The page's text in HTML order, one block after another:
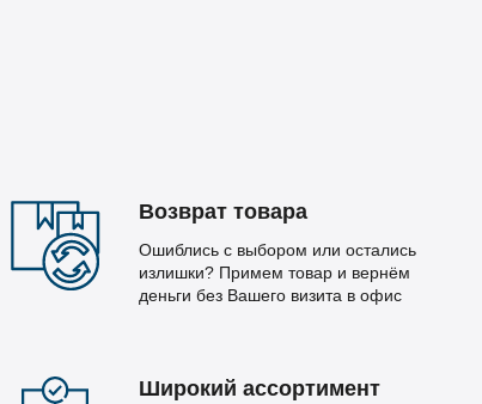
Возврат товара
Ошиблись с выбором или остались
излишки? Примем товар и вернём
деньги без Вашего визита в офис
Широкий ассортимент